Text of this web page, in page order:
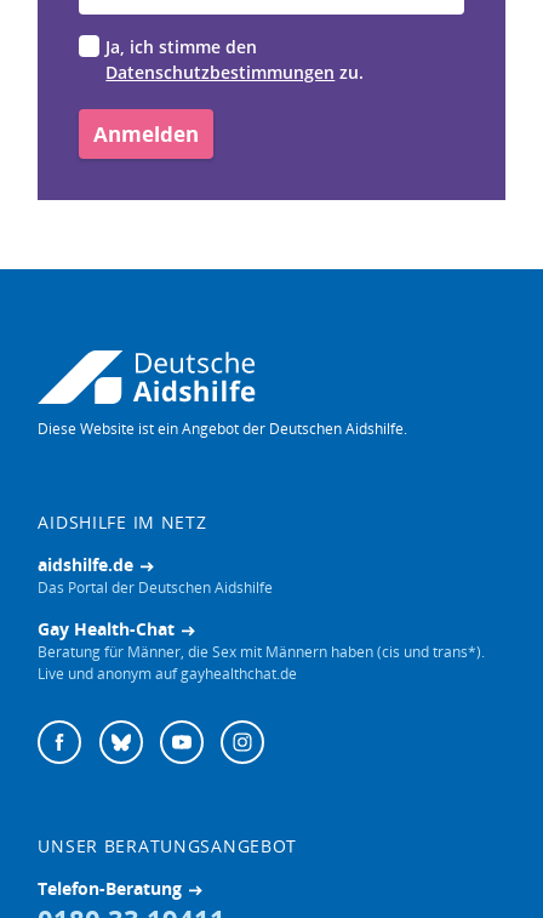
Ja, ich stimme den
Datenschutzbestimmungen zu.
Anmelden
Diese Website ist ein Angebot der Deutschen Aidshilfe.
AIDSHILFE IM NETZ
aidshilfe.de
Das Portal der Deutschen Aidshilfe
Gay Health-Chat
Beratung für Männer, die Sex mit Männern haben (cis und trans*).
Live und anonym auf gayhealthchat.de
Deutsche
Aidshilfe
FacebookBlueskyYouTubeInstagram
UNSER BERATUNGSANGEBOT
Telefon-Beratung